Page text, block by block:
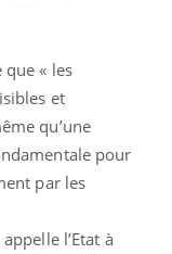
« les
et
qu’une
pour
par les
l’Etat à